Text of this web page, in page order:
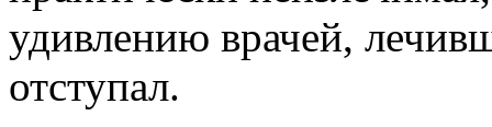
удивлению врачей,
отступал.